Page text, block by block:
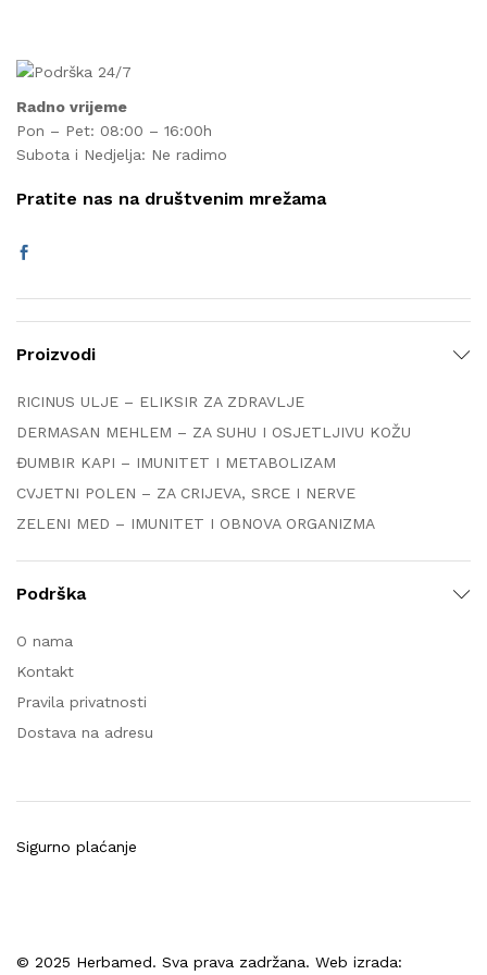
Radno vrijeme
Pon – Pet: 08:00 – 16:00h
Subota i Nedjelja: Ne radimo
Pratite nas na društvenim mrežama
Proizvodi
RICINUS ULJE – ELIKSIR ZA ZDRAVLJE
DERMASAN MEHLEM – ZA SUHU I OSJETLJIVU KOŽU
ĐUMBIR KAPI – IMUNITET I METABOLIZAM
CVJETNI POLEN – ZA CRIJEVA, SRCE I NERVE
ZELENI MED – IMUNITET I OBNOVA ORGANIZMA
Podrška
O nama
Kontakt
Pravila privatnosti
Dostava na adresu
© 2025 Herbamed. Sva prava zadržana. Web izrada:
Sigurno plaćanje